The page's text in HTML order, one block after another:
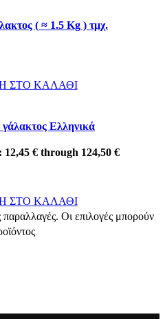
( ≈ 1.5 Kg ) τμχ.
ΣΤΟ ΚΑΛΑΘΙ
Ελληνικά
12,45 € through 124,50 €
ΣΤΟ ΚΑΛΑΘΙ
Οι επιλογές μπορούν